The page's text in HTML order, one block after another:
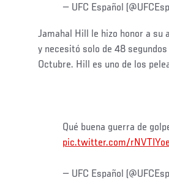
— UFC Español
Jamahal Hill le hizo honor a su
y necesitó solo de 48
Octubre. Hill es uno de los
Qué buena guerra de
pic.twitter.com/
— UFC Español